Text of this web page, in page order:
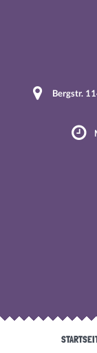
Bergstr.